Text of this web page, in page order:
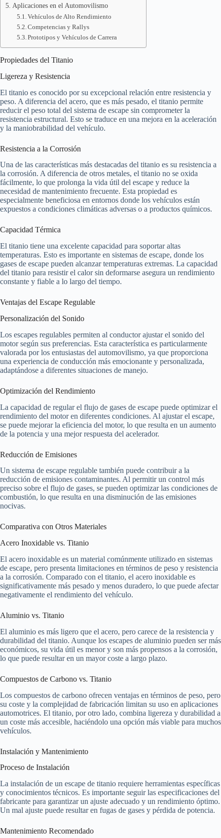
Aplicaciones en el Automovilismo
Vehículos de Alto Rendimiento
Competencias y Rallys
Prototipos y Vehículos de Carrera
Propiedades del Titanio
Ligereza y Resistencia
El titanio es conocido por su excepcional relación entre resistencia y
peso. A diferencia del acero, que es más pesado, el titanio permite
reducir el peso total del sistema de escape sin comprometer la
resistencia estructural. Esto se traduce en una mejora en la aceleración
y la maniobrabilidad del vehículo.
Resistencia a la Corrosión
Una de las características más destacadas del titanio es su resistencia a
la corrosión. A diferencia de otros metales, el titanio no se oxida
fácilmente, lo que prolonga la vida útil del escape y reduce la
necesidad de mantenimiento frecuente. Esta propiedad es
especialmente beneficiosa en entornos donde los vehículos están
expuestos a condiciones climáticas adversas o a productos químicos.
Capacidad Térmica
El titanio tiene una excelente capacidad para soportar altas
temperaturas. Esto es importante en sistemas de escape, donde los
gases de escape pueden alcanzar temperaturas extremas. La capacidad
del titanio para resistir el calor sin deformarse asegura un rendimiento
constante y fiable a lo largo del tiempo.
Ventajas del Escape Regulable
Personalización del Sonido
Los escapes regulables permiten al conductor ajustar el sonido del
motor según sus preferencias. Esta característica es particularmente
valorada por los entusiastas del automovilismo, ya que proporciona
una experiencia de conducción más emocionante y personalizada,
adaptándose a diferentes situaciones de manejo.
Optimización del Rendimiento
La capacidad de regular el flujo de gases de escape puede optimizar el
rendimiento del motor en diferentes condiciones. Al ajustar el escape,
se puede mejorar la eficiencia del motor, lo que resulta en un aumento
de la potencia y una mejor respuesta del acelerador.
Reducción de Emisiones
Un sistema de escape regulable también puede contribuir a la
reducción de emisiones contaminantes. Al permitir un control más
preciso sobre el flujo de gases, se pueden optimizar las condiciones de
combustión, lo que resulta en una disminución de las emisiones
nocivas.
Comparativa con Otros Materiales
Acero Inoxidable vs. Titanio
El acero inoxidable es un material comúnmente utilizado en sistemas
de escape, pero presenta limitaciones en términos de peso y resistencia
a la corrosión. Comparado con el titanio, el acero inoxidable es
significativamente más pesado y menos duradero, lo que puede afectar
negativamente el rendimiento del vehículo.
Aluminio vs. Titanio
El aluminio es más ligero que el acero, pero carece de la resistencia y
durabilidad del titanio. Aunque los escapes de aluminio pueden ser más
económicos, su vida útil es menor y son más propensos a la corrosión,
lo que puede resultar en un mayor coste a largo plazo.
Compuestos de Carbono vs. Titanio
Los compuestos de carbono ofrecen ventajas en términos de peso, pero
su coste y la complejidad de fabricación limitan su uso en aplicaciones
automotrices. El titanio, por otro lado, combina ligereza y durabilidad a
un coste más accesible, haciéndolo una opción más viable para muchos
vehículos.
Instalación y Mantenimiento
Proceso de Instalación
La instalación de un escape de titanio requiere herramientas específicas
y conocimientos técnicos. Es importante seguir las especificaciones del
fabricante para garantizar un ajuste adecuado y un rendimiento óptimo.
Un mal ajuste puede resultar en fugas de gases y pérdida de potencia.
Mantenimiento Recomendado